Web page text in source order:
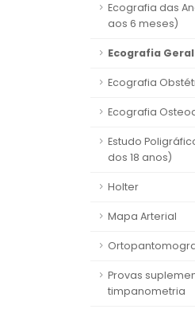
Ecografia das
aos 6 meses)
Ecografia Geral
Ecografia
Ecografia
Estudo
dos 18 anos)
Holter
Mapa Arterial
Provas
timpanometria